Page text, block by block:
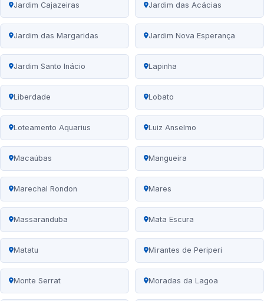
Jardim Cajazeiras Jardim das Acácias
Jardim das Margaridas Jardim Nova Esperança
Jardim Santo Inácio Lapinha
Liberdade Lobato
Loteamento Aquarius Luiz Anselmo
Macaúbas Mangueira
Marechal Rondon Mares
Massaranduba Mata Escura
Matatu Mirantes de Periperi
Monte Serrat Moradas da Lagoa